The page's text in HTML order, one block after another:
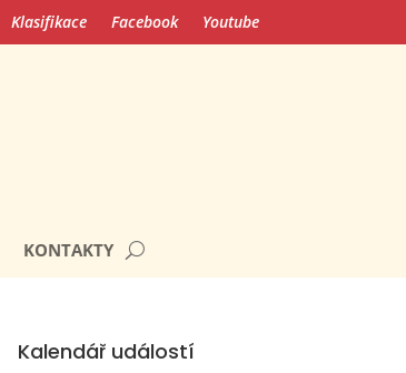
Klasifikace Facebook Youtube
KONTAKTY
Kalendář událostí